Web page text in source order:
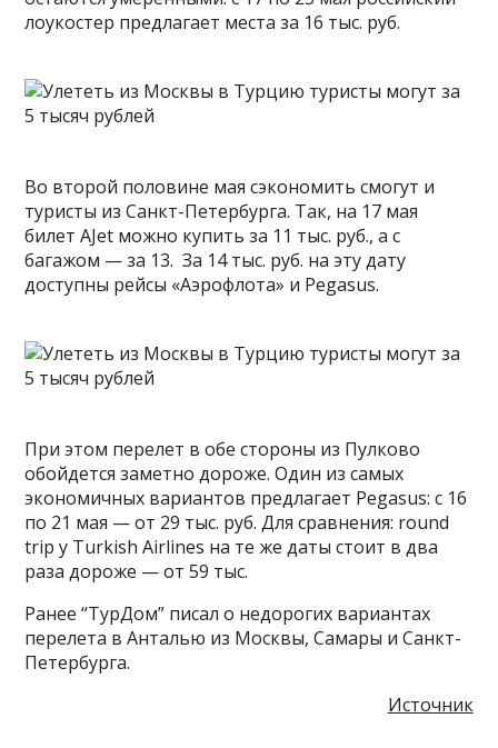
лоукостер предлагает места за 16 тыс. руб.
Во второй половине мая сэкономить смогут и
туристы из Санкт-Петербурга. Так, на 17 мая
билет AJet можно купить за 11 тыс. руб., а с
багажом — за 13. За 14 тыс. руб. на эту дату
доступны рейсы «Аэрофлота» и Pegasus.
При этом перелет в обе стороны из Пулково
обойдется заметно дороже. Один из самых
экономичных вариантов предлагает Pegasus: с 16
по 21 мая — от 29 тыс. руб. Для сравнения: round
trip у Turkish Airlines на те же даты стоит в два
раза дороже — от 59 тыс.
Ранее “ТурДом” писал о недорогих вариантах
перелета в Анталью из Москвы, Самары и Санкт-
Петербурга.
Источник